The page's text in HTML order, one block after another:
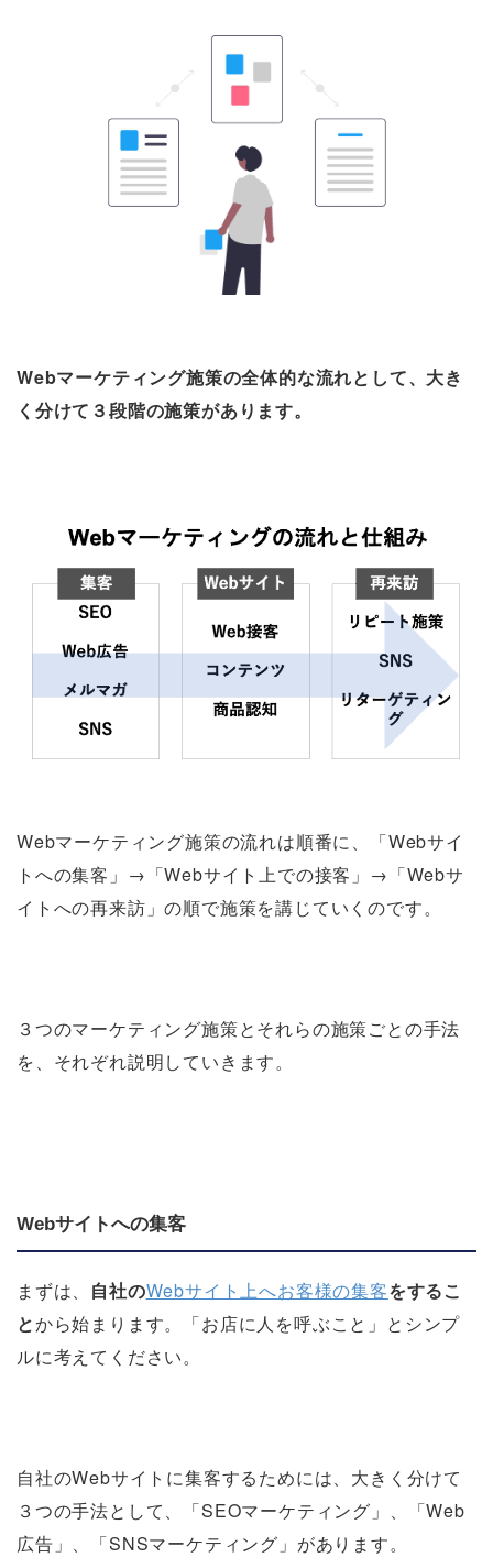
Webマーケティング施策の全体的な流れとして、大き
く分けて３段階の施策があります。
Webマーケティング施策の流れは順番に、「Webサイ
トへの集客」→「Webサイト上での接客」→「Webサ
イトへの再来訪」の順で施策を講じていくのです。
３つのマーケティング施策とそれらの施策ごとの手法
を、それぞれ説明していきます。
Webサイトへの集客
まずは、 自社のWebサイト上へお客様の集客をするこ
とから始まります。「お店に人を呼ぶこと」とシンプ
ルに考えてください。
自社のWebサイトに集客するためには、大きく分けて
３つの手法として、「SEOマーケティング」、「Web
広告」、「SNSマーケティング」があります。